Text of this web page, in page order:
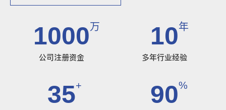
1000万
公司注册资金
10年
多年行业经验
35+ 90%